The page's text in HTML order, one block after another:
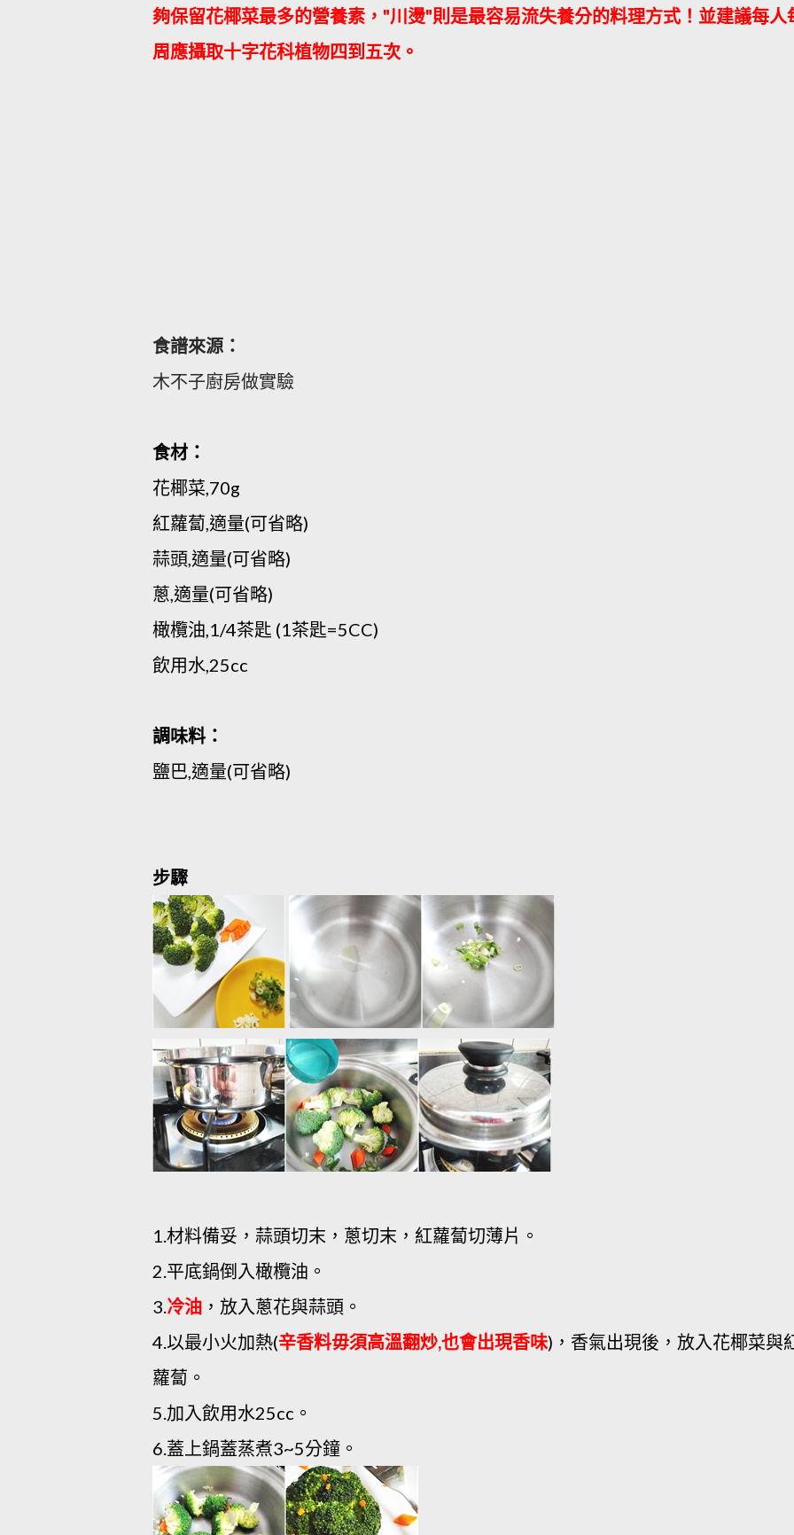
夠保留花椰菜最多的營養素，"川燙"則是最容易流失養分的料理方式！並建議每人
周應攝取十字花科植物四到五次 。
食譜來源：
木不子廚房做實驗
食材：
花椰菜,70g
紅蘿蔔,適量(可省略)
蒜頭,適量(可省略)
蔥,適量(可省略)
橄欖油,1/4茶匙 (1茶匙=5CC)
飲用水,25cc
調味料：
鹽巴,適量(可省略)
步驟
1.材料備妥，蒜頭切末，蔥切末，紅蘿蔔切薄片。
2.平底鍋倒入橄欖油。
3.冷油 ，放入蔥花與蒜頭。
4.以最小火加熱(辛香料毋須高溫翻炒,也會出現香味)，香氣出現後，放入花椰菜與
蘿蔔。
5.加入飲用水25cc。
6.蓋上鍋蓋蒸煮3~5分鐘。